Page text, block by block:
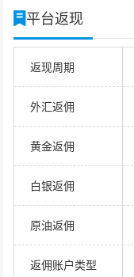
平台返现
返现周期
外汇返佣
黄金返佣
白银返佣
原油返佣
返佣账户类型